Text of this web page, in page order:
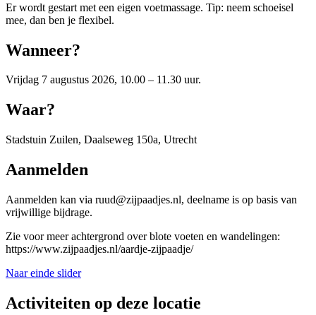
Er wordt gestart met een eigen voetmassage. Tip: neem schoeisel
mee, dan ben je flexibel.
Wanneer?
Vrijdag 7 augustus 2026, 10.00 – 11.30 uur.
Waar?
Stadstuin Zuilen, Daalseweg 150a, Utrecht
Aanmelden
Aanmelden kan via ruud@zijpaadjes.nl, deelname is op basis van
vrijwillige bijdrage.
Zie voor meer achtergrond over blote voeten en wandelingen:
https://www.zijpaadjes.nl/aardje-zijpaadje/
Naar einde slider
Activiteiten op deze locatie